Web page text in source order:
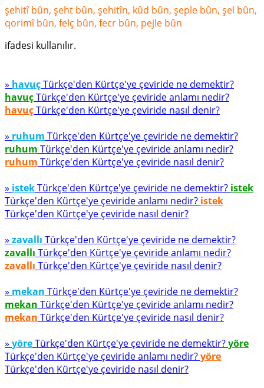
şehitî bûn, şeht bûn, şehitîn, kûd bûn, şeple bûn, şel bûn,
qorimî bûn, felç bûn, fecr bûn, pej­le bûn
ifadesi kullanılır.
» havuçTürkçe'den Kürtçe'ye çeviride ne demektir?
havuçTürkçe'den Kürtçe'ye çeviride anlamı nedir?
havuçTürkçe'den Kürtçe'ye çeviride nasıl denir?
» ruhum Türkçe'den Kürtçe'ye çeviride ne demektir?
ruhum Türkçe'den Kürtçe'ye çeviride anlamı nedir?
ruhum Türkçe'den Kürtçe'ye çeviride nasıl denir?
» istekTürkçe'den Kürtçe'ye çeviride ne demektir? istek
Türkçe'den Kürtçe'ye çeviride anlamı nedir? istek
Türkçe'den Kürtçe'ye çeviride nasıl denir?
» zavallı Türkçe'den Kürtçe'ye çeviride ne demektir?
zavallı Türkçe'den Kürtçe'ye çeviride anlamı nedir?
zavallı Türkçe'den Kürtçe'ye çeviride nasıl denir?
» mekan Türkçe'den Kürtçe'ye çeviride ne demektir?
mekan Türkçe'den Kürtçe'ye çeviride anlamı nedir?
mekan Türkçe'den Kürtçe'ye çeviride nasıl denir?
» yöreTürkçe'den Kürtçe'ye çeviride ne demektir?yöre
Türkçe'den Kürtçe'ye çeviride anlamı nedir?yöre
Türkçe'den Kürtçe'ye çeviride nasıl denir?